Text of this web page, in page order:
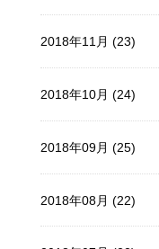
2018年11月 (23)
2018年10月 (24)
2018年09月 (25)
2018年08月 (22)